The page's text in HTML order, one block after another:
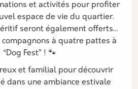
et activités pour profiter
espace de vie du quartier.
seront également offerts…
à quatre pattes à
“Dog Fest” ! 🐾
et familial pour découvrir
dans une ambiance estivale